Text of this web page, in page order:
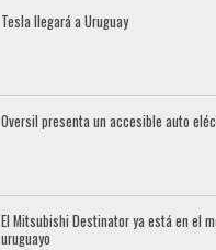
Tesla llegará a Uruguay
Oversil presenta un accesible auto
El Mitsubishi Destinator ya está en el
uruguayo